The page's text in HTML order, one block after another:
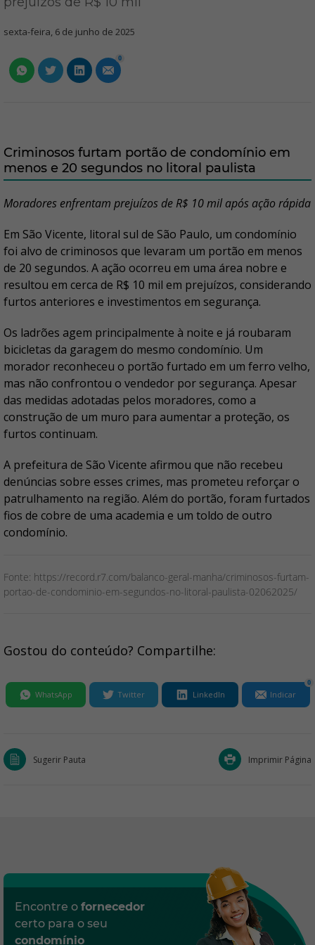
sexta-feira, 6 de junho de 2025
0
Criminosos furtam portão de condomínio em
menos e 20 segundos no litoral paulista
Moradores enfrentam prejuízos de R$ 10 mil após ação rápida
Em São Vicente, litoral sul de São Paulo, um condomínio
foi alvo de criminosos que levaram um portão em menos
de 20 segundos. A ação ocorreu em uma área nobre e
resultou em cerca de R$ 10 mil em prejuízos, considerando
furtos anteriores e investimentos em segurança.
Os ladrões agem principalmente à noite e já roubaram
bicicletas da garagem do mesmo condomínio. Um
morador reconheceu o portão furtado em um ferro velho,
mas não confrontou o vendedor por segurança. Apesar
das medidas adotadas pelos moradores, como a
construção de um muro para aumentar a proteção, os
furtos continuam.
A prefeitura de São Vicente afirmou que não recebeu
denúncias sobre esses crimes, mas prometeu reforçar o
patrulhamento na região. Além do portão, foram furtados
fios de cobre de uma academia e um toldo de outro
condomínio.
Fonte: https://record.r7.com/balanco-geral-manha/criminosos-furtam-
portao-de-condominio-em-segundos-no-litoral-paulista-02062025/
Gostou do conteúdo? Compartilhe:
WhatsApp Twitter LinkedIn Indicar
0
Sugerir Pauta Imprimir Página
Encontre o fornecedor
certo para o seu
condomínio